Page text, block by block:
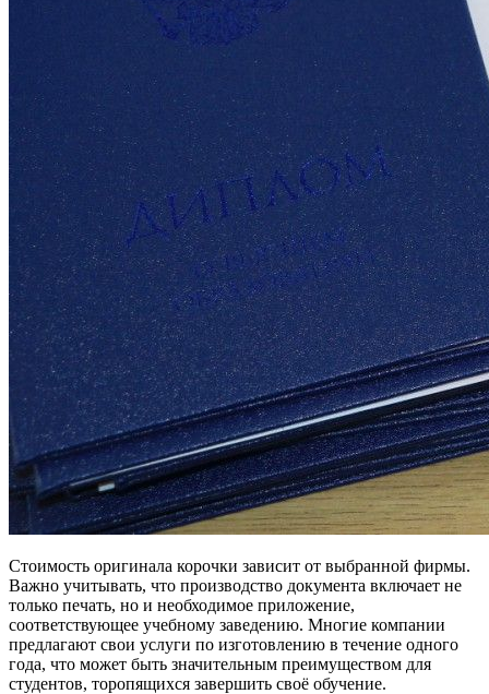
Стоимость оригинала корочки зависит от выбранной фирмы.
Важно учитывать, что производство документа включает не
только печать, но и необходимое приложение,
соответствующее учебному заведению. Многие компании
предлагают свои услуги по изготовлению в течение одного
года, что может быть значительным преимуществом для
студентов, торопящихся завершить своё обучение.